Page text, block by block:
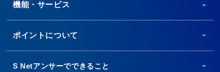
機能・サービス
ポイントについて
S Netアンサーでできること